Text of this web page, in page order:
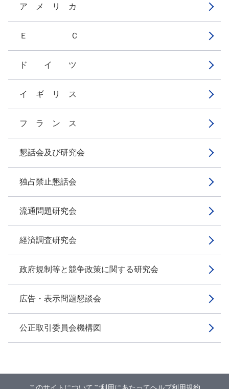
ア メ リ カ
Ｅ Ｃ
ド イ ツ
イ ギ リ ス
フ ラ ン ス
懇話会及び研究会
独占禁止懇話会
流通問題研究会
経済調査研究会
政府規制等と競争政策に関する研究会
広告・表示問題懇談会
公正取引委員会機構図